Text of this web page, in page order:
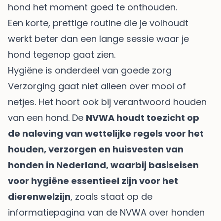
hond het moment goed te onthouden.
Een korte, prettige routine die je volhoudt
werkt beter dan een lange sessie waar je
hond tegenop gaat zien.
Hygiëne is onderdeel van goede zorg
Verzorging gaat niet alleen over mooi of
netjes. Het hoort ook bij verantwoord houden
van een hond. De NVWA houdt toezicht op
de naleving van wettelijke regels voor het
houden, verzorgen en huisvesten van
honden in Nederland, waarbij basiseisen
voor hygiëne essentieel zijn voor het
dierenwelzijn, zoals staat op de
informatiepagina van de NVWA over honden